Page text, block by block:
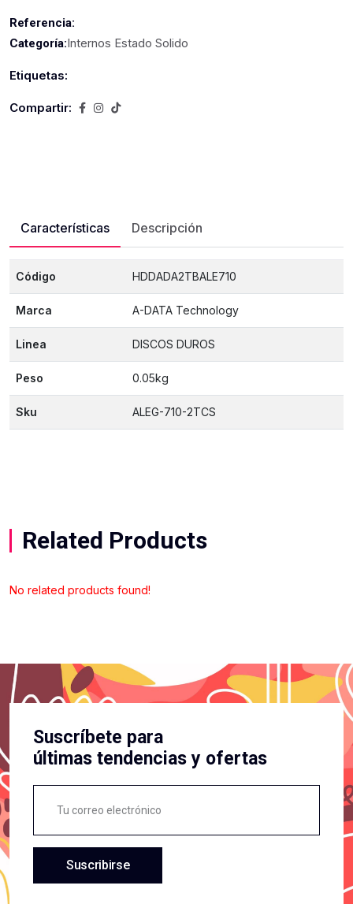
Referencia:
Categoría:Internos Estado Solido
Etiquetas:
Compartir:
Características Descripción
Código HDDADA2TBALE710
Marca A-DATA Technology
Linea DISCOS DUROS
Peso 0.05kg
Sku ALEG-710-2TCS
Related Products
No related products found!
Suscríbete para
últimas tendencias y ofertas
Suscribirse